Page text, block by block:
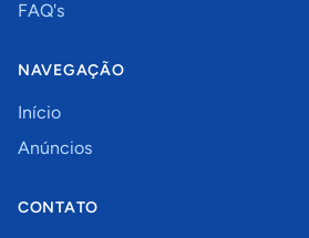
FAQ's
NAVEGAÇÃO
Início
Anúncios
CONTATO